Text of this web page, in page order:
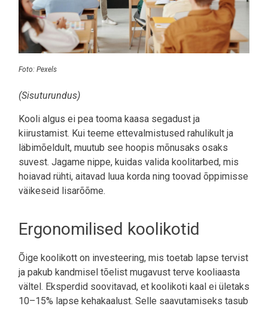
Foto: Pexels
(Sisuturundus)
Kooli algus ei pea tooma kaasa segadust ja
kiirustamist. Kui teeme ettevalmistused rahulikult ja
läbimõeldult, muutub see hoopis mõnusaks osaks
suvest. Jagame nippe, kuidas valida koolitarbed, mis
hoiavad rühti, aitavad luua korda ning toovad õppimisse
väikeseid lisarõõme.
Ergonomilised koolikotid
Õige koolikott on investeering, mis toetab lapse tervist
ja pakub kandmisel tõelist mugavust terve kooliaasta
vältel. Eksperdid soovitavad, et koolikoti kaal ei ületaks
10–15% lapse kehakaalust. Selle saavutamiseks tasub